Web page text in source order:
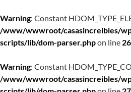
Warning: Constant
/www/wwwroot/casasincreibles/
scripts/lib/dom-parser.phpon line 26
Warning: Constant
/www/wwwroot/casasincreibles/